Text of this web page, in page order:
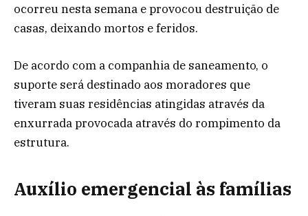
ocorreu nesta semana e provocou destruição de
casas, deixando mortos e feridos.
De acordo com a companhia de saneamento, o
suporte será destinado aos moradores que
tiveram suas residências atingidas através da
enxurrada provocada através do rompimento da
estrutura.
Auxílio emergencial às famílias